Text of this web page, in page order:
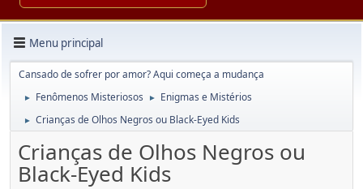
Menu principal
Cansado de sofrer por amor? Aqui começa a mudança
► Fenômenos Misteriosos ► Enigmas e Mistérios
► Crianças de Olhos Negros ou Black-Eyed Kids
Crianças de Olhos Negros ou
Black-Eyed Kids